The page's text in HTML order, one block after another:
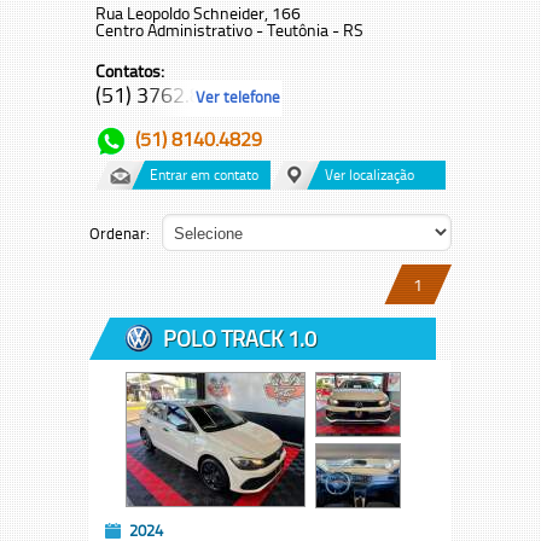
Rua Leopoldo Schneider, 166
Centro Administrativo - Teutônia - RS
Contatos:
(51) 3762.8...Ver telefone
(51) 8140.4829
Entrar em contato Ver localização
Ordenar:
1
POLO TRACK 1.0
2024